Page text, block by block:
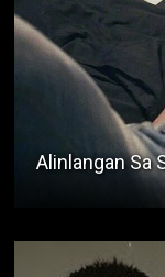
Isang Tambay